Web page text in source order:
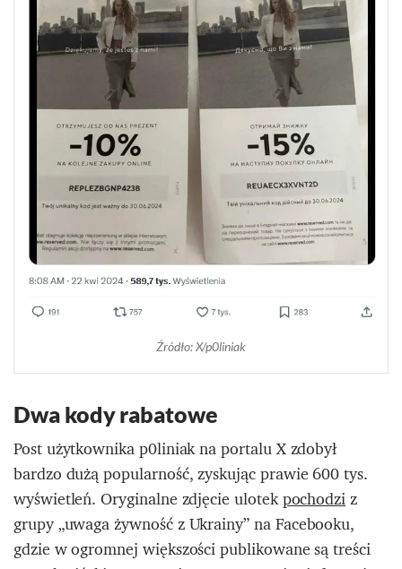
Źródło: X/p0liniak
Dwa kody rabatowe
Post użytkownika p0liniak na portalu X zdobył
bardzo dużą popularność, zyskując prawie 600 tys.
wyświetleń. Oryginalne zdjęcie ulotekpochodziz
grupy „uwaga żywność z Ukrainy” na Facebooku,
gdzie w ogromnej większości publikowane są treści